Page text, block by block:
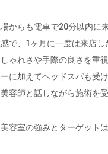
場からも電車で20分以内に
感で、1ヶ月に一度は来店し
ゃれさや手際の良さを重視
ーに加えてヘッドスパも受
美容師と話しながら施術を
容室の強みとターゲット